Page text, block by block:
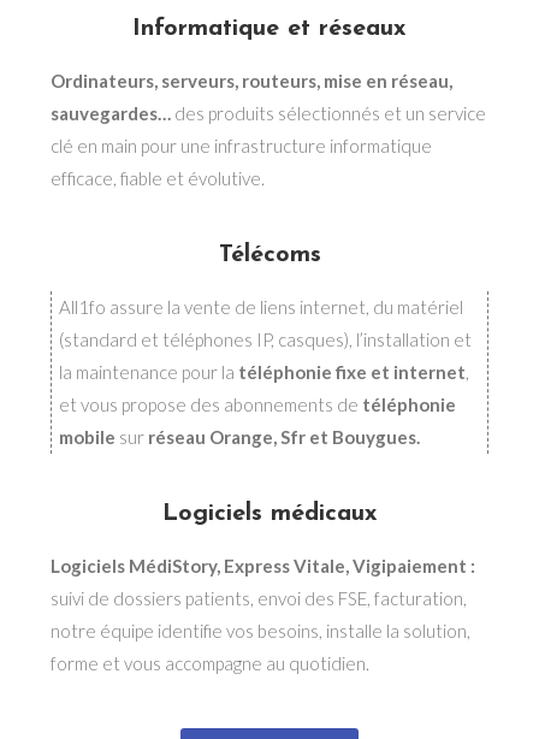
Informatique et réseaux
Ordinateurs, serveurs, routeurs, mise en réseau,
sauvegardes… des produits sélectionnés et un service
clé en main pour une infrastructure informatique
efficace, fiable et évolutive.
Télécoms
All1fo assure la vente de liens internet, du matériel
(standard et téléphones IP, casques), l’installation et
la maintenance pour la téléphonie fixe et internet,
et vous propose des abonnements de téléphonie
mobile sur réseau Orange, Sfr et Bouygues.
Logiciels médicaux
Logiciels MédiStory, Express Vitale, Vigipaiement :
suivi de dossiers patients, envoi des FSE, facturation,
notre équipe identifie vos besoins, installe la solution,
forme et vous accompagne au quotidien.